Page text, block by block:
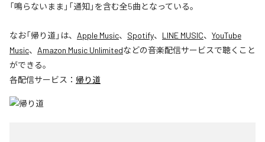
「鳴らないまま」「通知」を含む全5曲となっている。
なお「帰り道」は、 Apple Music、 Spotify、 LINE MUSIC、 YouTube
Music、 Amazon Music Unlimitedなどの音楽配信サービスで聴くこと
ができる。
各配信サービス： 帰り道